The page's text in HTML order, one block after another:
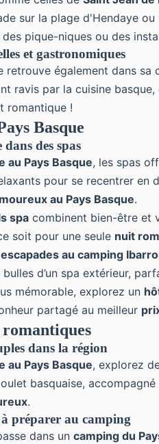
sur la plage d'Hendaye
des pique-niques ou des
et gastronomiques
retrouve également dans sa
ravis par la cuisine
romantique !
Basque
des spas
Pays Basque, les spas
pour se recentrer en
au Pays Basque.
spa combinent bien-être et
soit pour une seule nuit
escapades au camping
d’un spa extérieur,
mémorable, explorez un
partagé au meilleur
dans la région
Pays Basque, explorez
basquaise,
.
préparer au camping
dans un camping du